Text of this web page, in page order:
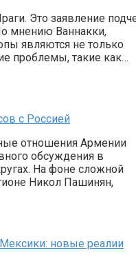
Это заявление
мнению Ваннакки,
являются не только
проблемы, такие как…
с Россией
отношения Армении
обсуждения в
На фоне сложной
Никол Пашинян,
новые реалии